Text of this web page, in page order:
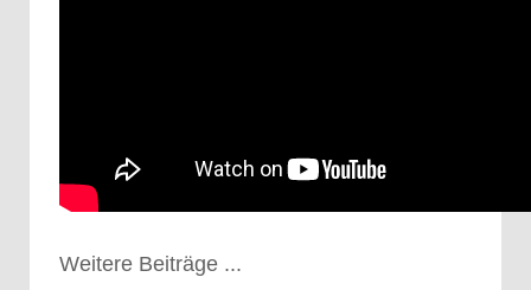
Weitere Beiträge ...